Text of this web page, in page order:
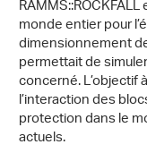
monde entier pour
dimensionnement
permettait de
concerné. L’objectif
l’interaction des
protection dans le
actuels.